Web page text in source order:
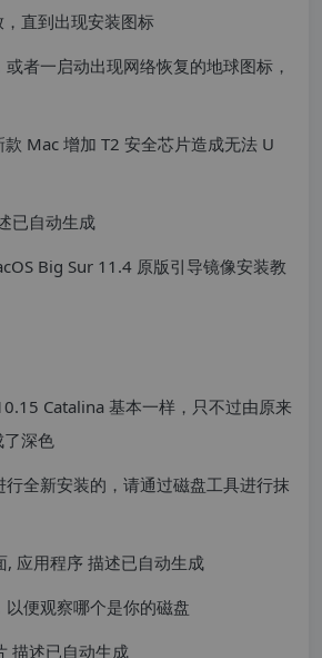
直到出现安装图标
者一启动出现网络恢复的地球图标，
Mac 增加 T2 安全芯片造成无法 U
Catalina 基本一样，只不过由原来
了深色
行全新安装的，请通过磁盘工具进行抹
以便观察哪个是你的磁盘